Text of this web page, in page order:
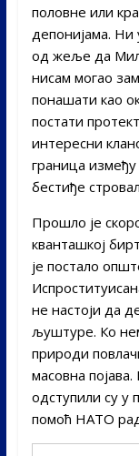
половне или
депонијама. Ни
од жеље да
нисам могао
понашати као
постати
интересни
граница
бестиђе
Прошло је
кванташкој
је постало
не настоји да
љуштуре. Ко
природи
масовна
одступили су у
помоћ НАТО